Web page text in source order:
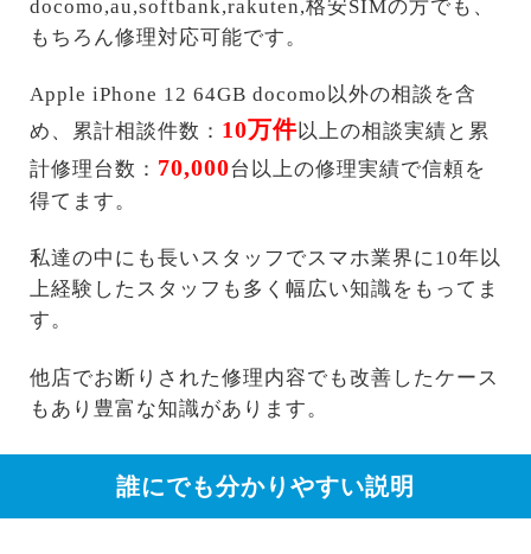
docomo,au,softbank,rakuten,格安SIMの方でも、
もちろん修理対応可能です。
Apple iPhone 12 64GB docomo以外の相談を含
め、累計相談件数： 10万件以上の相談実績と累
計修理台数： 70,000台以上の修理実績で信頼を
得てます。
私達の中にも長いスタッフでスマホ業界に10年以
上経験したスタッフも多く幅広い知識をもってま
す。
他店でお断りされた修理内容でも改善したケース
もあり豊富な知識があります。
誰にでも分かりやすい説明